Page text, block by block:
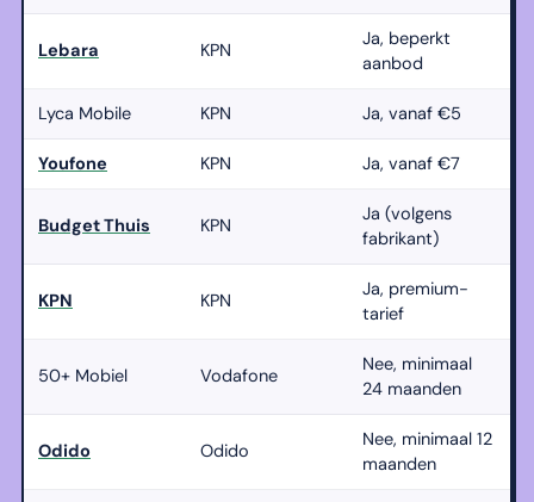
Lebara KPN
Ja, beperkt
aanbod
Lyca Mobile KPN Ja, vanaf €5
Youfone KPN Ja, vanaf €7
Budget Thuis KPN
Ja (volgens
fabrikant)
KPN KPN
Ja, premium-
tarief
50+ Mobiel Vodafone
Nee, minimaal
24 maanden
Odido Odido
Nee, minimaal 12
maanden